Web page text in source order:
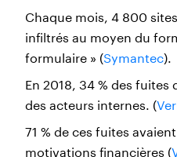
Chaque mois, 4 800
infiltrés au moyen du
formulaire » (Symantec).
En 2018, 34 % des
des acteurs internes. (
71 % de ces fuites
motivations financières (